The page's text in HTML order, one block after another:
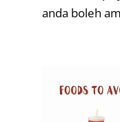
anda boleh